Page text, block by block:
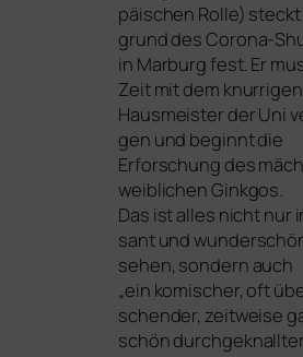
päi­schen Rolle)
grund des Corona-
in Marburg fest. Er
Zeit mit dem knur­ri­gen
Hausmeister der Uni
gen und beginnt die
Erforschung des
weib­li­chen Ginkgos.
Das ist alles nicht
sant und
se­hen, son­dern auch
„ein komi­scher, oft
schen­der, zeit­wei­se
schön durch­ge­knall­ter